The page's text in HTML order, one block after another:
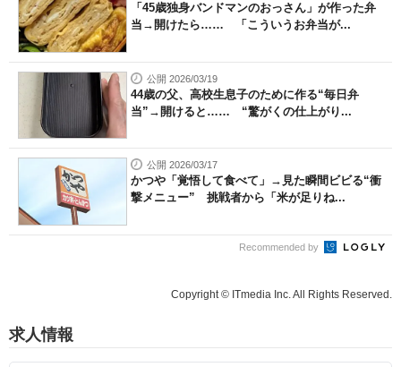
「45歳独身バンドマンのおっさん」が作った弁
当→開けたら…… 「こういうお弁当が...
公開 2026/03/19
44歳の父、高校生息子のために作る“毎日弁
当”→開けると…… “驚がくの仕上がり...
公開 2026/03/17
かつや「覚悟して食べて」→見た瞬間ビビる“衝
撃メニュー” 挑戦者から「米が足りね...
Recommended by
Copyright © ITmedia Inc. All Rights Reserved.
求人情報